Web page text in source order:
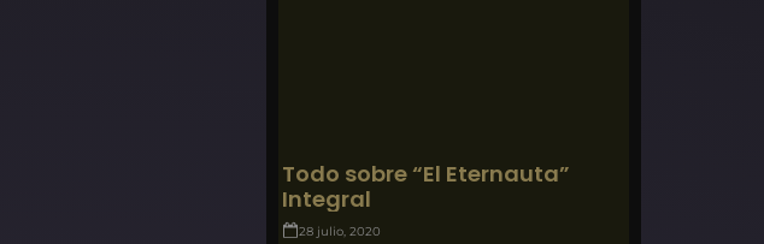
Todo sobre “El Eternauta”
Integral
28 julio, 2020